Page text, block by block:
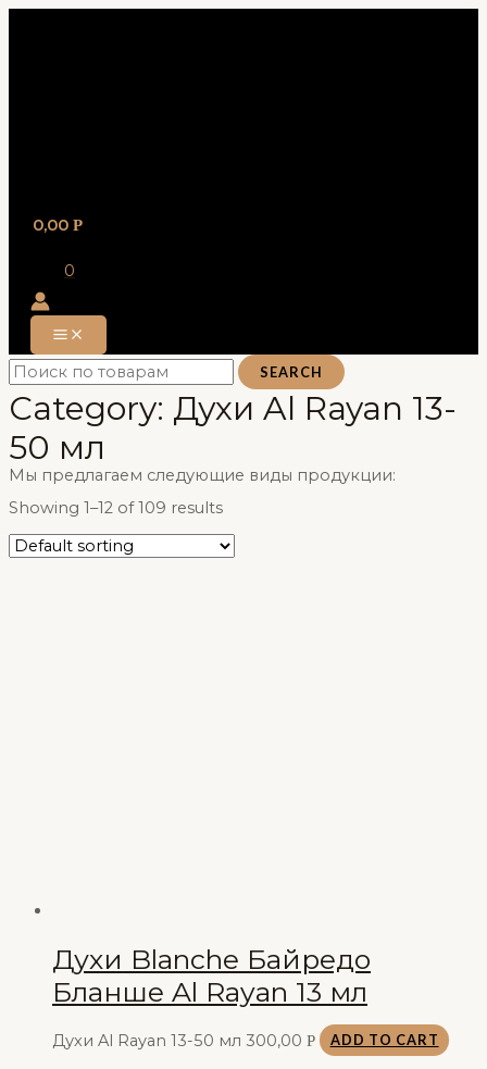
0,00 Р
0
MAIN
MENU
SEARCH
Category: Духи Al Rayan 13-
50 мл
Мы предлагаем следующие виды продукции:
Showing 1–12 of 109 results
Духи Blanche Байредо
Бланше Al Rayan 13 мл
Духи Al Rayan 13-50 мл 300,00 Р ADD TO CART